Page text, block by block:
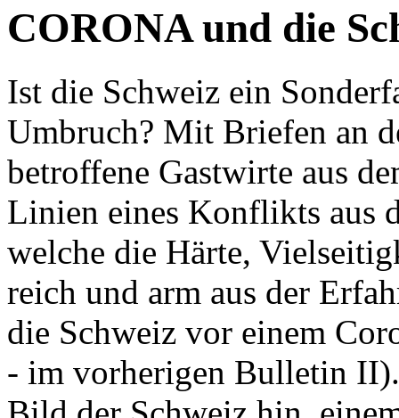
CORONA und die
Ist die Schweiz ein
Umbruch? Mit Briefen an
betroffene Gastwirte aus
Linien eines Konflikts aus
welche die Härte,
reich und arm aus der
die Schweiz vor einem
- im vorherigen Bulletin